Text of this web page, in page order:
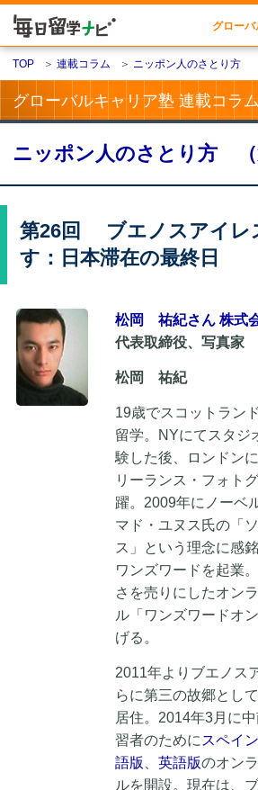
グロー
TOP ＞ 連載コラム ＞ ニッポン人のさとり方
グローバルキャリア塾 連載コラ
ニッポン人のさとり方 （
第26回 ブエノスアイレ
す：日本滞在の最終日
松岡 祐紀さん 株式
代表取締役、写真家
松岡 祐紀
19歳でスコットラン
留学。NYにてスタジ
験した後、ロンドン
リーランス・フォト
躍。2009年にノーベ
マド・ユヌス氏の「
ス」という理念に感
ワンズワードを起業
さを売りにしたオン
ル「ワンズワードオ
げる。
2011年よりブエノス
らに第三の故郷とし
居住。2014年3月に
習者のために スペイ
語版
、英語版のオン
ルを開設。現在は、